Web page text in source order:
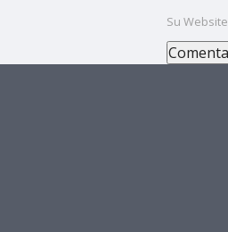
Su Website